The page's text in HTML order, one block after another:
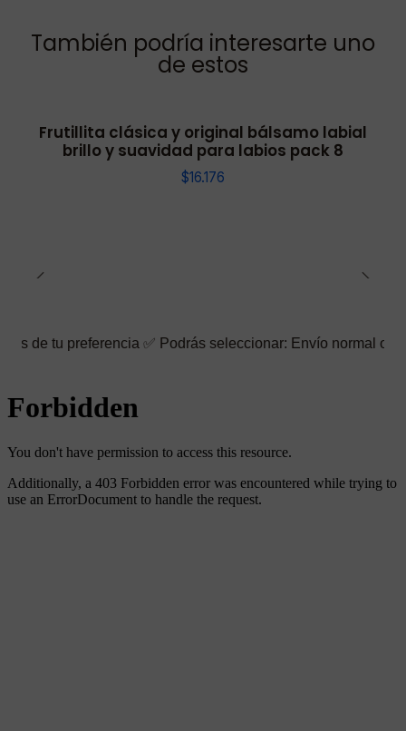
También podría interesarte uno
de estos
Frutillita clásica y original bálsamo labial
brillo y suavidad para labios pack 8
$16.176
✅ Podrás seleccionar: Envío normal o rápido ☑️